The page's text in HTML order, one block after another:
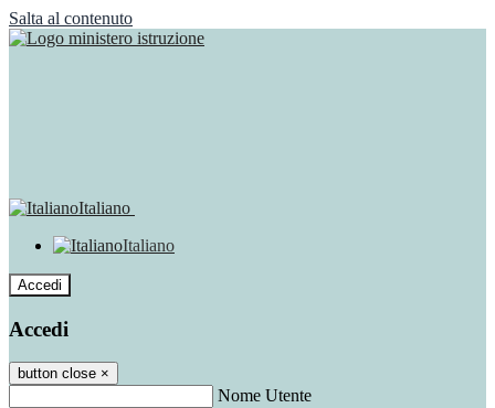
Salta al contenuto
Italiano
Italiano
Accedi
Accedi
button close ×
Nome Utente